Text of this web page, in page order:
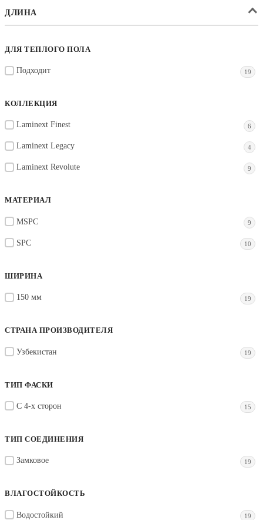
ДЛИНА
ДЛЯ ТЕПЛОГО ПОЛА
Подходит 19
КОЛЛЕКЦИЯ
Laminext Finest 6
Laminext Legacy 4
Laminext Revolute 9
МАТЕРИАЛ
MSPC 9
SPC 10
ШИРИНА
150 мм 19
СТРАНА ПРОИЗВОДИТЕЛЯ
Узбекистан 19
ТИП ФАСКИ
С 4-х сторон 15
ТИП СОЕДИНЕНИЯ
Замковое 19
ВЛАГОСТОЙКОСТЬ
Водостойкий 19